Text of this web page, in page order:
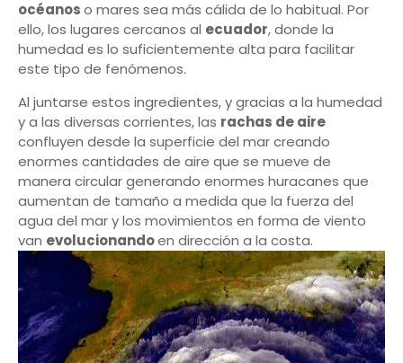
océanoso mares sea más cálida de lo habitual. Por
ello, los lugares cercanos al ecuador, donde la
humedad es lo suficientemente alta para facilitar
este tipo de fenómenos.
Al juntarse estos ingredientes, y gracias a la humedad
y a las diversas corrientes, las rachas de aire
confluyen desde la superficie del mar creando
enormes cantidades de aire que se mueve de
manera circular generando enormes huracanes que
aumentan de tamaño a medida que la fuerza del
agua del mar y los movimientos en forma de viento
van evolucionandoen dirección a la costa.